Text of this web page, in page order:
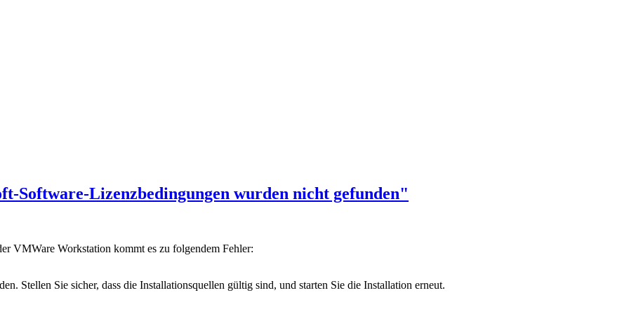
Lizenzbedingungen wurden nicht gefunden"
VMWare Workstation kommt es zu folgendem Fehler:
Stellen Sie sicher, dass die Installationsquellen gültig sind, und starten Sie die Installation erneut.